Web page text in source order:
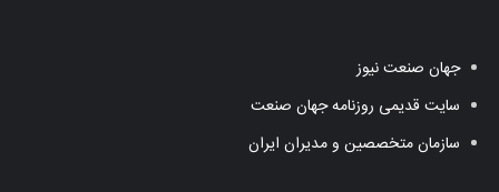
جهان صنعت نیوز
سایت قدیمی روزنامه جهان صنعت
سازمان متخصصین و مدیران ایران